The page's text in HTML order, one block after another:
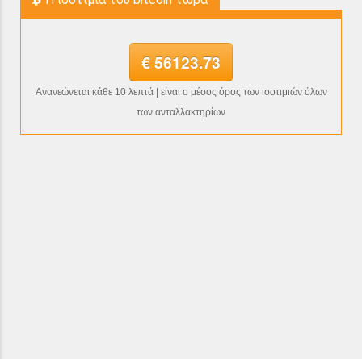
€ 56123.73
Ανανεώνεται κάθε 10 λεπτά | είναι ο μέσος όρος των ισοτιμιών όλων
των ανταλλακτηρίων